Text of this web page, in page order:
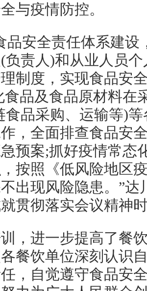
与疫情防控。
安全责任体系建设
负责人)和从业人员
制度，实现食品安
食品及食品原材料在
食品采购、运输等)
，全面排查食品安
预案;抓好疫情常态
按照《低风险地区
出现风险隐患。”
贯彻落实会议精神
进一步提高了餐饮
餐饮单位深刻认识
，自觉遵守食品安